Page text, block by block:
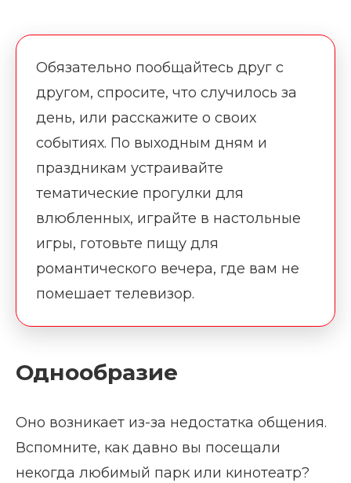
Обязательно пообщайтесь друг с
другом, спросите, что случилось за
день, или расскажите о своих
событиях. По выходным дням и
праздникам устраивайте
тематические прогулки для
влюбленных, играйте в настольные
игры, готовьте пищу для
романтического вечера, где вам не
помешает телевизор.
Однообразие
Оно возникает из-за недостатка общения.
Вспомните, как давно вы посещали
некогда любимый парк или кинотеатр?